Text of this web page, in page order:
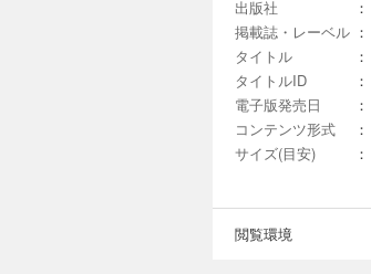
出版社
：
掲載誌・レーベル ：
タイトル
：
タイトルID
：
電子版発売日
：
コンテンツ形式
：
サイズ(目安)
：
閲覧環境